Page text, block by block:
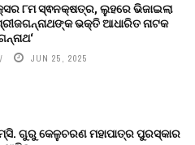
୮ମ ସ୍ଵନକ୍ଷତ୍ର, ଲୁହରେ ଭିଜାଇଲା
ଭକ୍ତି ଆଧାରିତ ନାଟକ
JUN 25, 2025
ଗୁରୁ କେଳୁଚରଣ ମହାପାତ୍ର ପୁରସ୍କାର